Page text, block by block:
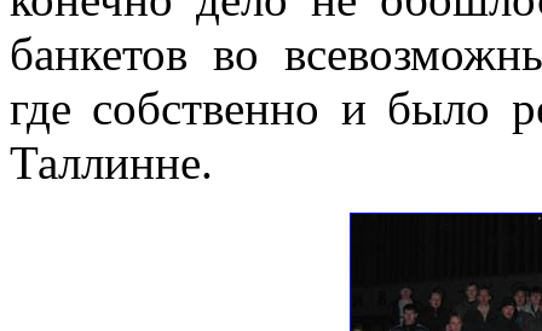
банкетов во
где собственно и было
Таллинне.